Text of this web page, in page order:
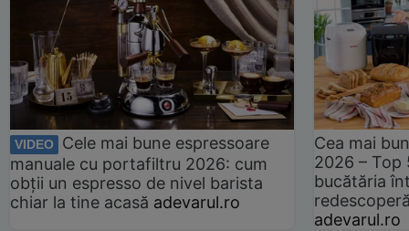
VIDEO
Cele mai bune espressoare
manuale cu portafiltru 2026: cum
obții un espresso de nivel barista
chiar la tine acasă adevarul.ro
Cea mai
2026 –
bucătăria
adevarul.ro